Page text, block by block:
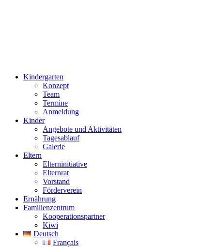
Kindergarten
Konzept
Team
Termine
Anmeldung
Kinder
Angebote und Aktivitäten
Tagesablauf
Galerie
Eltern
Elterninitiative
Elternrat
Vorstand
Förderverein
Ernährung
Familienzentrum
Kooperationspartner
Kiwi
Deutsch
Français